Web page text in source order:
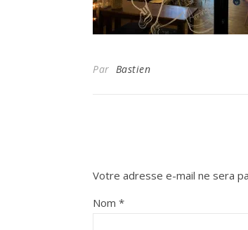
Par Bastien
Votre adresse e-mail ne sera
Nom *